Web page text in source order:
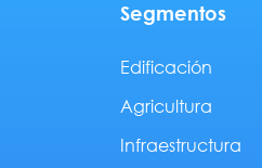
Segmentos
Edificación
Agricultura
Infraestructura